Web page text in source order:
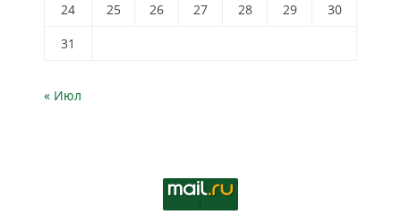
24
25 26 27 28 29
30
31
« Июл